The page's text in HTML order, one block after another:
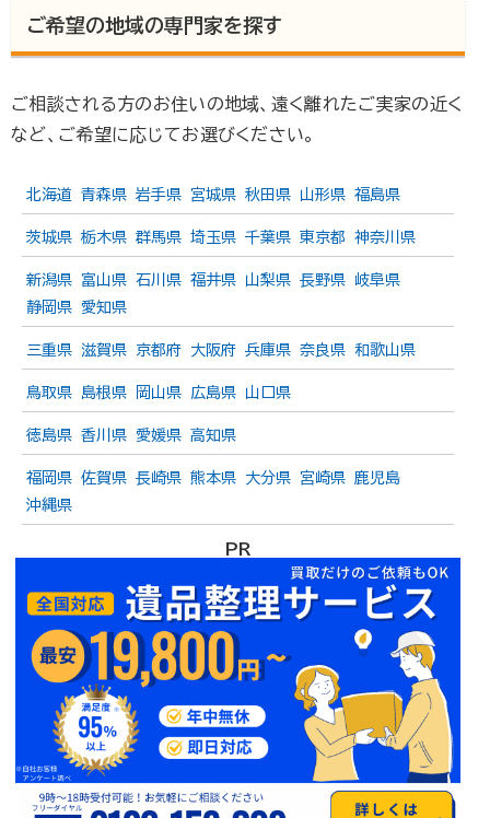
ご希望の地域の専門家を探す
ご相談される方のお住いの地域、遠く離れたご実家の近く
など、ご希望に応じてお選びください。
北海道 青森県 岩手県 宮城県 秋田県 山形県 福島県
茨城県 栃木県 群馬県 埼玉県 千葉県 東京都 神奈川県
新潟県 富山県 石川県 福井県 山梨県 長野県
岐阜県
静岡県 愛知県
三重県 滋賀県 京都府 大阪府 兵庫県 奈良県 和歌山県
鳥取県 島根県 岡山県 広島県 山口県
徳島県 香川県 愛媛県 高知県
福岡県 佐賀県 長崎県 熊本県 大分県 宮崎県 鹿児島
沖縄県
PR